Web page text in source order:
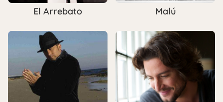
El Arrebato Malú